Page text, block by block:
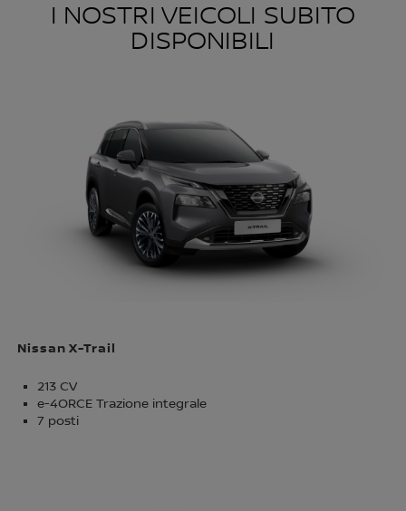
I NOSTRI VEICOLI SUBITO
DISPONIBILI
Nissan X-Trail
213 CV
e-4ORCE Trazione integrale
7 posti